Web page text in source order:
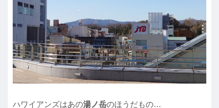
ハワイアンズはあの湯ノ岳のほうだもの…